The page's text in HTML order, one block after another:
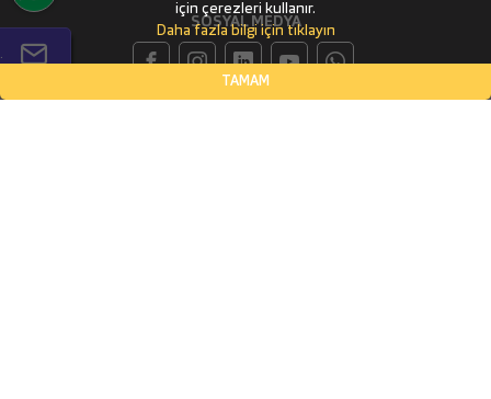
SOSYAL MEDYA
için çerezleri kullanır.
Daha fazla bilgi için tıklayın
TAMAM